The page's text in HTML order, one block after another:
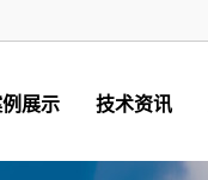
展示 技术资讯